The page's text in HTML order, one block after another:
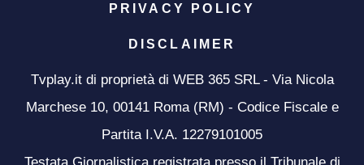
PRIVACY POLICY
DISCLAIMER
Tvplay.it di proprietà di WEB 365 SRL - Via Nicola
Marchese 10, 00141 Roma (RM) - Codice Fiscale e
Partita I.V.A. 12279101005